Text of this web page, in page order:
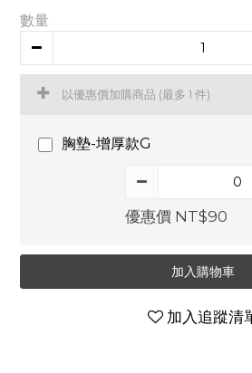
數量
以優惠價加購商品 (最多 1 件)
胸墊-增厚款G
優惠價 NT$90
加入購物車
加入追蹤清